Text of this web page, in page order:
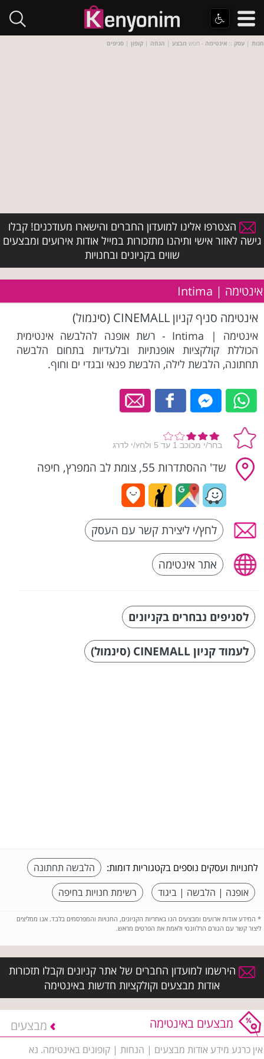
חנות | עסק :: אינטימה - חפש מבצע | הנחה | קופון | סניפים
הצטרפו אלינו למועדון החברים והישארו מעודכנים! קבלו
גישה לאזור אישי ותיהנו מתזכורות במייל אודות אירועים ומבצעים
שווים בקניונים ובחנויות
אינטימה | Intima
אינטימה סניף קניון CINEMALL (סינמול)
אינטימה | Intima - רשת אופנה להלבשה אינטימית
הכוללת קולקציות אופנתיות ובלעדיות בתחום הלבשה
תחתונה, הלבשת לילה, הלבשת פנאי ובגדי ים וחוף.
שד' ההסתדרות 55, צומת לב המפרץ, חיפה
לחץ/י ליצירת קשר עם העסק
אתר אינטימה
לסניפים נבחרים בקניונים
לעמוד קניון CINEMALL (סינמול)
לחנויות ועסקים נוספים בקטגוריות דומות:
הלבשה תחתונה
אופנה | הלבשה | ביגוד
רשימת חנויות בחיפה
* המידע אודות ארועים ומבצעים הנו באחריות הקניונים, החנויות והמפרסמים בלבד. אנו ממליצים
ליצור קשר עם הגורם הרלוונטי ולאמת את הפרטים מראש.
הירשמו למועדון החברים של אתר קניונים וקבלו תזכורות
אודות מבצעים וקולקציות חדשות באינטימה
מבצעים באינטימה מבצעים
אין כרגע מידע אודות מבצעים | הנחות | קופונים באינטימה. נא